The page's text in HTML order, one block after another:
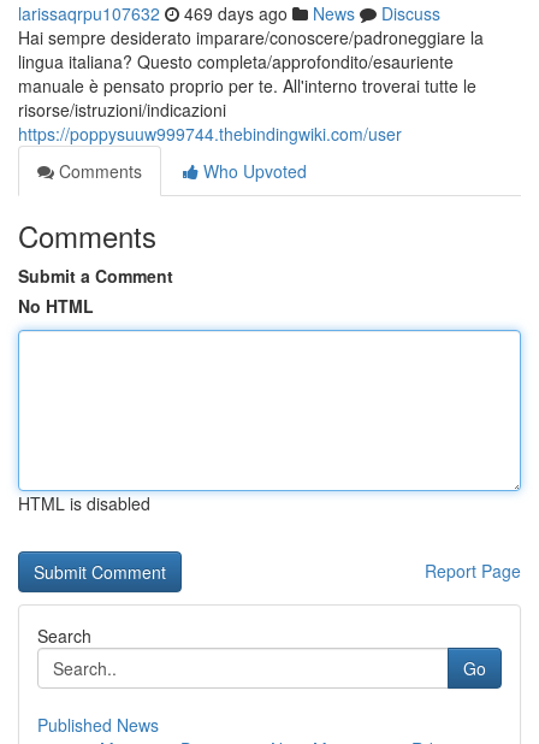
larissaqrpu107632 469 days ago News
Discuss
Hai sempre desiderato imparare/conoscere/padroneggiare la
lingua italiana? Questo completa/approfondito/esauriente
manuale è pensato proprio per te. All'interno troverai tutte le
risorse/istruzioni/indicazioni
https://poppysuuw999744.thebindingwiki.com/user
Comments
Who Upvoted
Comments
Submit a Comment
No HTML
HTML is disabled
Report Page
Search
Go
Published News